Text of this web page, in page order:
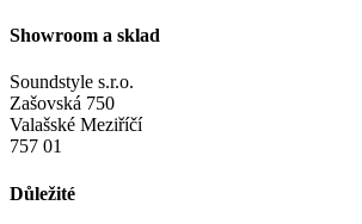
Showroom a sklad
Soundstyle s.r.o.
Zašovská 750
Valašské Meziříčí
757 01
Důležité